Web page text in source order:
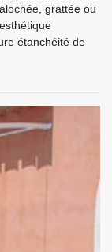
grattée ou
étanchéité de